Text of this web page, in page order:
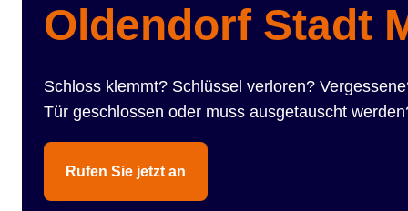
Oldendorf Stadt
Schloss klemmt? Schlüssel verloren?
Tür geschlossen oder muss ausgetauscht
Rufen Sie jetzt an